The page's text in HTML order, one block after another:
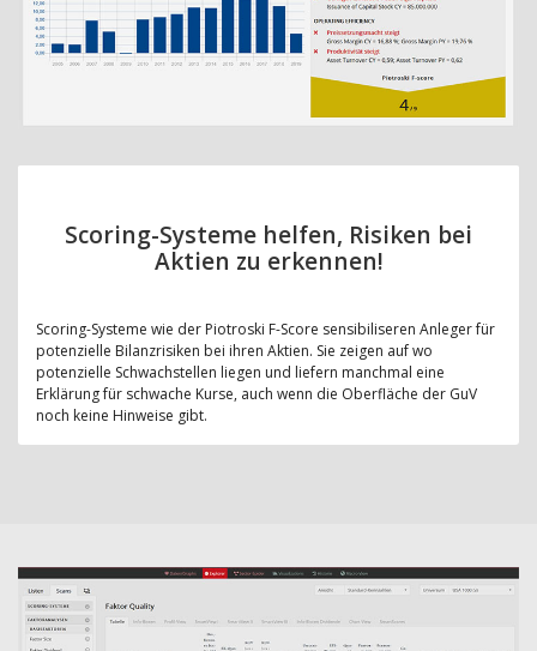
Scoring-Systeme helfen, Risiken bei
Aktien zu erkennen!
Scoring-Systeme wie der Piotroski F-Score sensibiliseren Anleger für
potenzielle Bilanzrisiken bei ihren Aktien. Sie zeigen auf wo
potenzielle Schwachstellen liegen und liefern manchmal eine
Erklärung für schwache Kurse, auch wenn die Oberfläche der GuV
noch keine Hinweise gibt.